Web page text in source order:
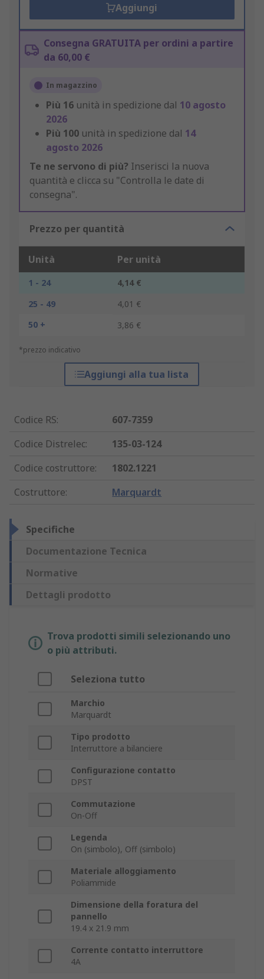
Aggiungi
Consegna GRATUITA per ordini a partire
da 60,00 €
In magazzino
Più 16 unità in spedizione dal 10 agosto
2026
Più 100 unità in spedizione dal 14
agosto 2026
Te ne servono di più? Inserisci la nuova
quantità e clicca su "Controlla le date di
consegna".
Prezzo per quantità
Unità Per unità
1 - 24
4,14 €
25 - 49
4,01 €
50 +
3,86 €
*prezzo indicativo
Aggiungi alla tua lista
Codice RS:
607-7359
Codice Distrelec:
135-03-124
Codice costruttore:
1802.1221
Costruttore: Marquardt
Specifiche
Documentazione Tecnica
Normative
Dettagli prodotto
Trova prodotti simili selezionando uno
o più attributi.
Seleziona tutto
Marchio
Marquardt
Tipo prodotto
Interruttore a bilanciere
Configurazione contatto
DPST
Commutazione
On-Off
Legenda
On (simbolo), Off (simbolo)
Materiale alloggiamento
Poliammide
Dimensione della foratura del
pannello
19.4 x 21.9 mm
Corrente contatto interruttore
4A